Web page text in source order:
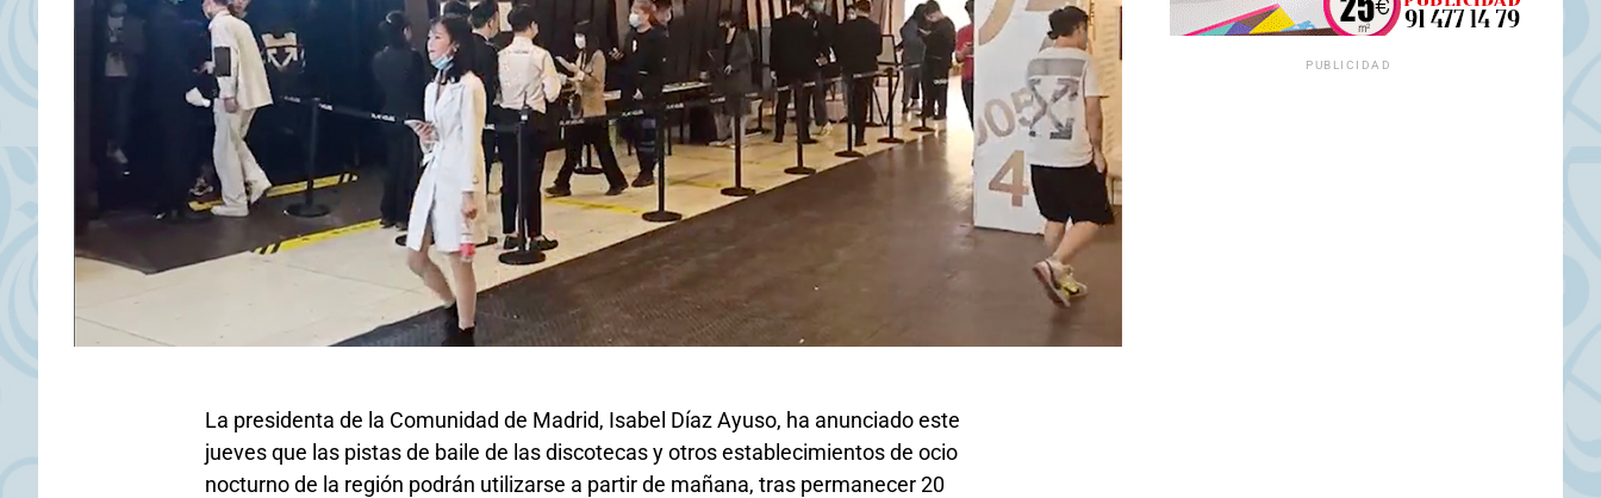
La presidenta de la Comunidad de Madrid, Isabel Díaz Ayuso, ha anunciado este
jueves que las pistas de baile de las discotecas y otros establecimientos de ocio
nocturno de la región podrán utilizarse a partir de mañana, tras permanecer 20
PUBLICIDAD